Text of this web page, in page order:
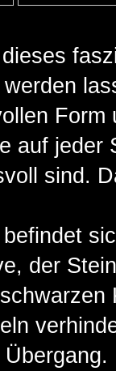
Form
auf jeder
sind.
der